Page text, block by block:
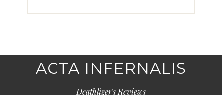
ACTA INFERNALIS
Deathliger's Reviews